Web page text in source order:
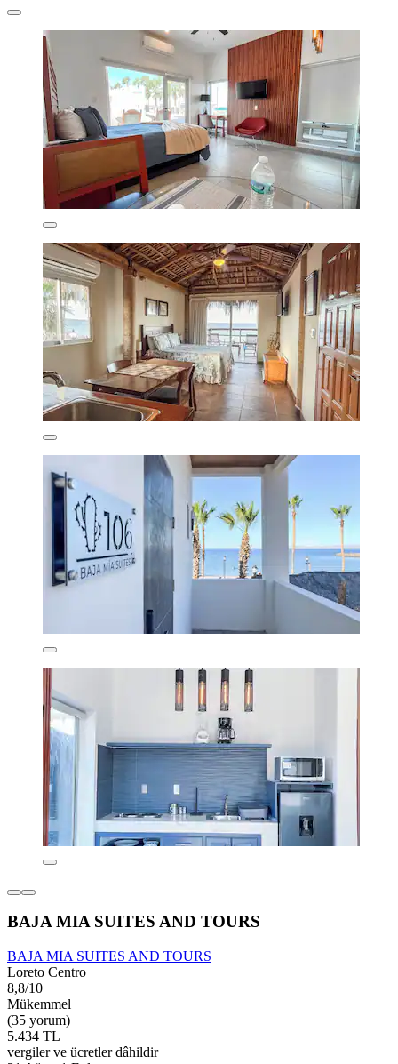
BAJA MIA SUITES AND TOURS
BAJA MIA SUITES AND TOURS
Loreto Centro
8,8/10
Mükemmel
(35 yorum)
5.434 TL
vergiler ve ücretler dâhildir